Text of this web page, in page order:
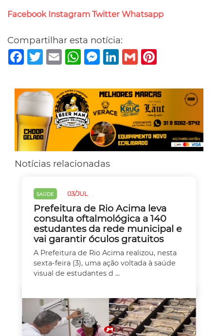
Facebook Instagram Twitter Whatsapp
Compartilhar esta notícia:
Facebook
TwitterEmail WhatsAppMessenger
LinkedIn
Gmail
Notícias relacionadas
SAÚDE 03/JUL
Prefeitura de Rio Acima leva
consulta oftalmológica a 140
estudantes da rede municipal e
vai garantir óculos gratuitos
A Prefeitura de Rio Acima realizou, nesta
sexta-feira (3), uma ação voltada à saúde
visual de estudantes d ...